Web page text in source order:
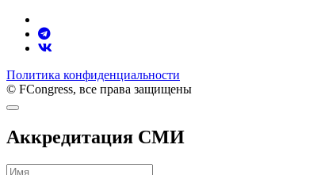
Политика конфиденциальности
© FCongress, все права защищены
Аккредитация СМИ